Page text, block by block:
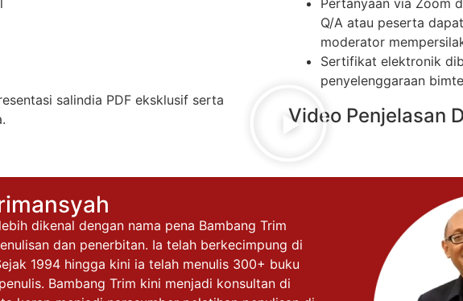
salindia PDF eksklusif serta
Pertanyaan via Zoom
Q/A atau peserta
moderator
Sertifikat elektronik
penyelenggaraan
Video Penjelasan
dikenal dengan nama pena Bambang Trim
dan penerbitan. Ia telah berkecimpung di
1994 hingga kini ia telah menulis 300+ buku
Bambang Trim kini menjadi konsultan di